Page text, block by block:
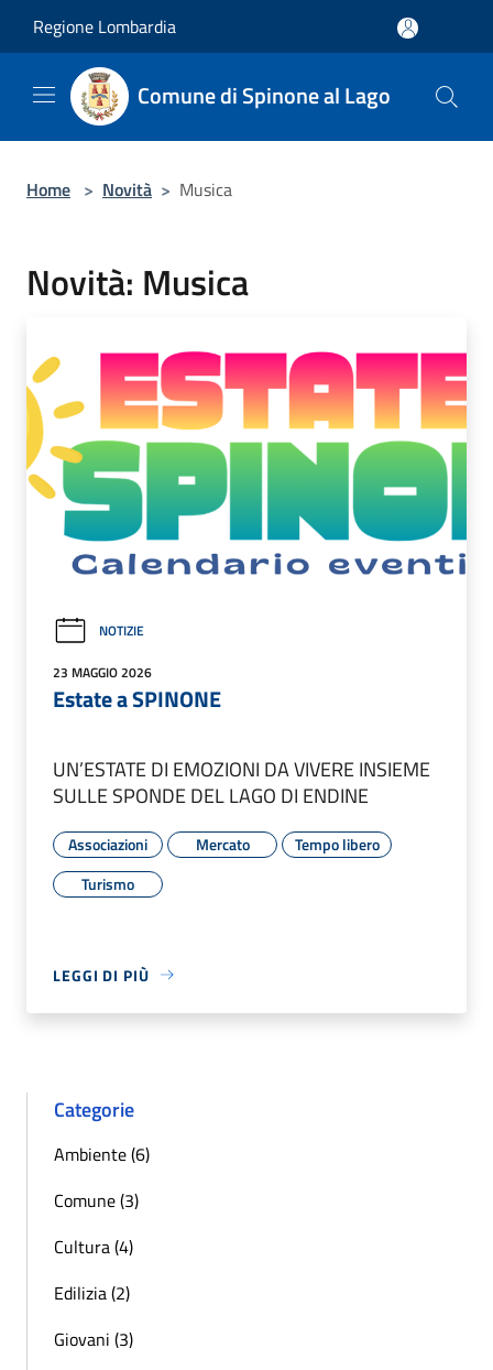
Regione Lombardia
Comune di Spinone al Lago
Home > Novità > Musica
Novità: Musica
NOTIZIE
23 MAGGIO 2026
Estate a SPINONE
UN’ESTATE DI EMOZIONI DA VIVERE INSIEME
SULLE SPONDE DEL LAGO DI ENDINE
Associazioni Mercato
Tempo libero
Turismo
LEGGI DI PIÙ
Categorie
Ambiente (6)
Comune (3)
Cultura (4)
Edilizia (2)
Giovani (3)